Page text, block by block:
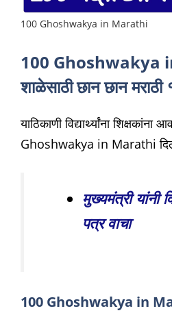
100 Ghoshwakya in Marathi
100 Ghoshwakya
शाळेसाठी छान छान
याठिकाणी विद्यार्थ्यांना
Ghoshwakya in Marathi
मुख्यमंत्री यांनी
पत्र वाचा
100 Ghoshwakya in